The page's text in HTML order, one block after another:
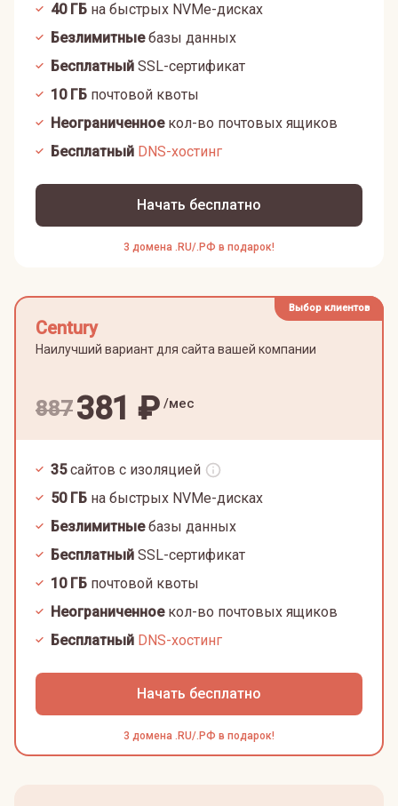
40ГБ на быстрых NVMe-дисках
Безлимитныебазы данных
Бесплатный SSL-сертификат
10ГБ почтовой квоты
Неограниченноекол-во почтовых ящиков
Бесплатный DNS-хостинг
Начать бесплатно
3 домена .RU/.РФ в подарок!
Выбор клиентов
Century
Наилучший вариант для сайта вашей компании
887381 ₽ /мес
35 сайтов с изоляцией
50ГБ на быстрых NVMe-дисках
Безлимитныебазы данных
Бесплатный SSL-сертификат
10ГБ почтовой квоты
Неограниченноекол-во почтовых ящиков
Бесплатный DNS-хостинг
Начать бесплатно
3 домена .RU/.РФ в подарок!